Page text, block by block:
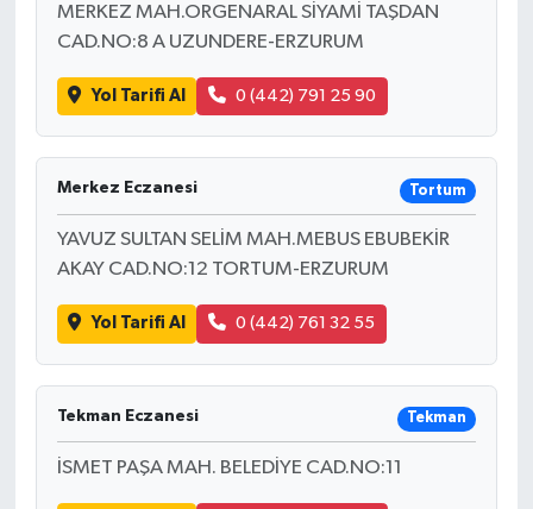
MERKEZ MAH.ORGENARAL SİYAMİ TAŞDAN
CAD.NO:8 A UZUNDERE-ERZURUM
Yol Tarifi Al 0 (442) 791 25 90
Merkez Eczanesi Tortum
YAVUZ SULTAN SELİM MAH.MEBUS EBUBEKİR
AKAY CAD.NO:12 TORTUM-ERZURUM
Yol Tarifi Al 0 (442) 761 32 55
Tekman Eczanesi Tekman
İSMET PAŞA MAH. BELEDİYE CAD.NO:11